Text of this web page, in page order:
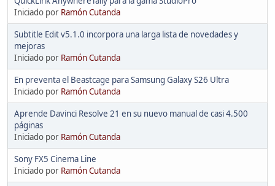
Iniciado por Ramón Cutanda
Subtitle Edit v5.1.0 incorpora una larga lista de novedades y
mejoras
Iniciado por Ramón Cutanda
En preventa el Beastcage para Samsung Galaxy S26 Ultra
Iniciado por Ramón Cutanda
Aprende Davinci Resolve 21 en su nuevo manual de casi 4.500
páginas
Iniciado por Ramón Cutanda
Sony FX5 Cinema Line
Iniciado por Ramón Cutanda